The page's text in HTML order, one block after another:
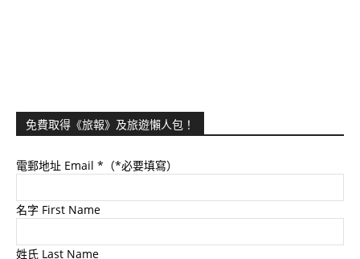
免費取得《旅報》及旅遊懶人包！
電郵地址 Email *（*必要填寫）
名字 First Name
姓氏 Last Name